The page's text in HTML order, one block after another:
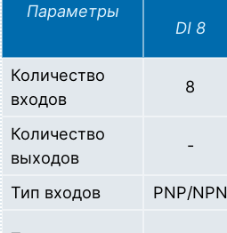
Параметры
DI 8
Количество
входов
8
Количество
выходов
-
Тип входов PNP/NPN